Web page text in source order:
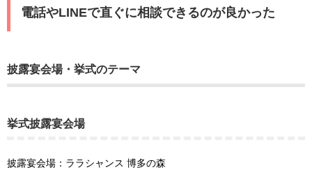
電話やLINEで直ぐに相談できるのが良かった
披露宴会場・挙式のテーマ
挙式披露宴会場
披露宴会場：ララシャンス 博多の森